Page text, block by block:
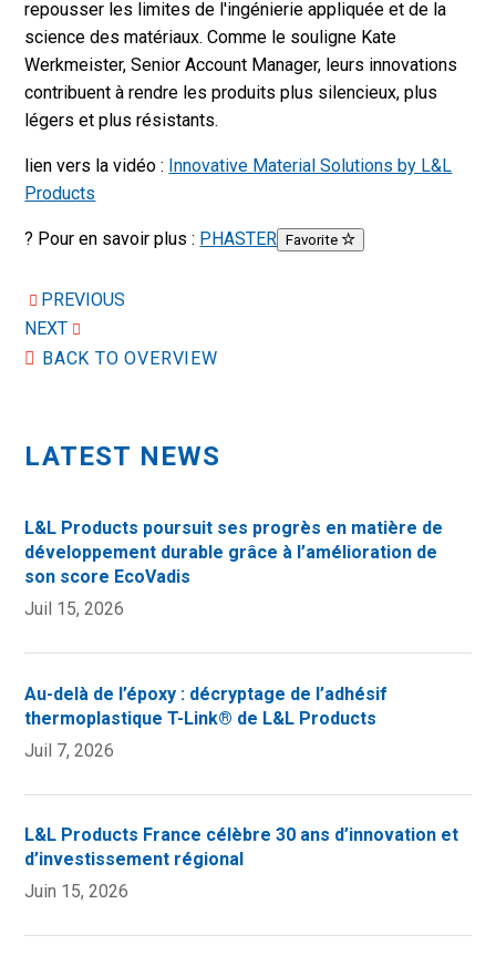
repousser les limites de l'ingénierie appliquée et de la
science des matériaux. Comme le souligne Kate
Werkmeister, Senior Account Manager, leurs innovations
contribuent à rendre les produits plus silencieux, plus
légers et plus résistants.
lien vers la vidéo : Innovative Material Solutions by L&L
Products
? Pour en savoir plus : PHASTER Favorite
BACK TO OVERVIEW
PREVIOUS
NEXT
LATEST NEWS
L&L Products poursuit ses progrès en matière de
développement durable grâce à l’amélioration de
son score EcoVadis
Juil 15, 2026
Au-delà de l’époxy : décryptage de l’adhésif
thermoplastique T-Link® de L&L Products
Juil 7, 2026
L&L Products France célèbre 30 ans d’innovation et
d’investissement régional
Juin 15, 2026